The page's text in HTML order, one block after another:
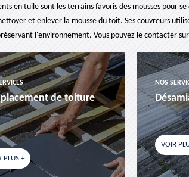
en tuile sont les terrains favoris des mousses pour
et enlever la mousse du toit. Ses couvreurs
l'environnement. Vous pouvez le contacter
de toiture
PLUS +
NOS
VOIR